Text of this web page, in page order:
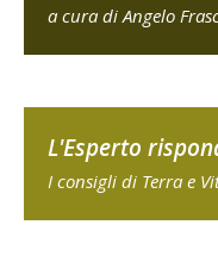
a cura di Angelo
L'Esperto
I consigli di Terra e